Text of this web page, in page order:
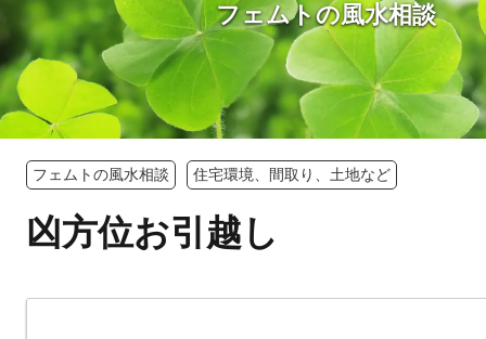
フェムトの風水相談
フェムトの風水相談 住宅環境、間取り、土地など
凶方位お引越し